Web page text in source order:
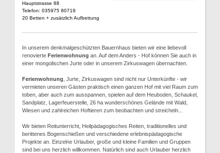
Hauptstrasse 88
Telefon: 035975 80719
20 Betten + zusätzlich Aufbettung
In unserem denkmalgeschützten Bauernhaus bieten wir eine liebevoll
renovierte Ferienwohnung an. Auf dem Anders - Hof können Sie auch in
einer mongolischen Jurte oder in unserem Zirkuswagen übernachten.
Ferienwohnung , Jurte, Zirkuswagen sind nicht nur Unterkünfte - wir
vermieten unseren Gästen praktisch einen ganzen Hof mit viel Raum zum
toben, aber auch zum ausspannen, spielen auf dem Heuboden, Schaukel,
Sandplatz, Lagerfeuerstelle, 26 ha wunderschönes Gelände mit Wald,
Wiesen und zahlreichen Hoftieren zum beobachten und streicheln...
Wir bieten Reitunterricht, Heilpädagogisches Reiten, traditionelles und
berittenes Bogenschießen und verschiedene erlebnispädagogische
Projekte an. Einzelne Urlauber, große und kleine Familien und Gruppen
sind bei uns herzlich willkommen. Natürlich sind auch Urlauber herzlich